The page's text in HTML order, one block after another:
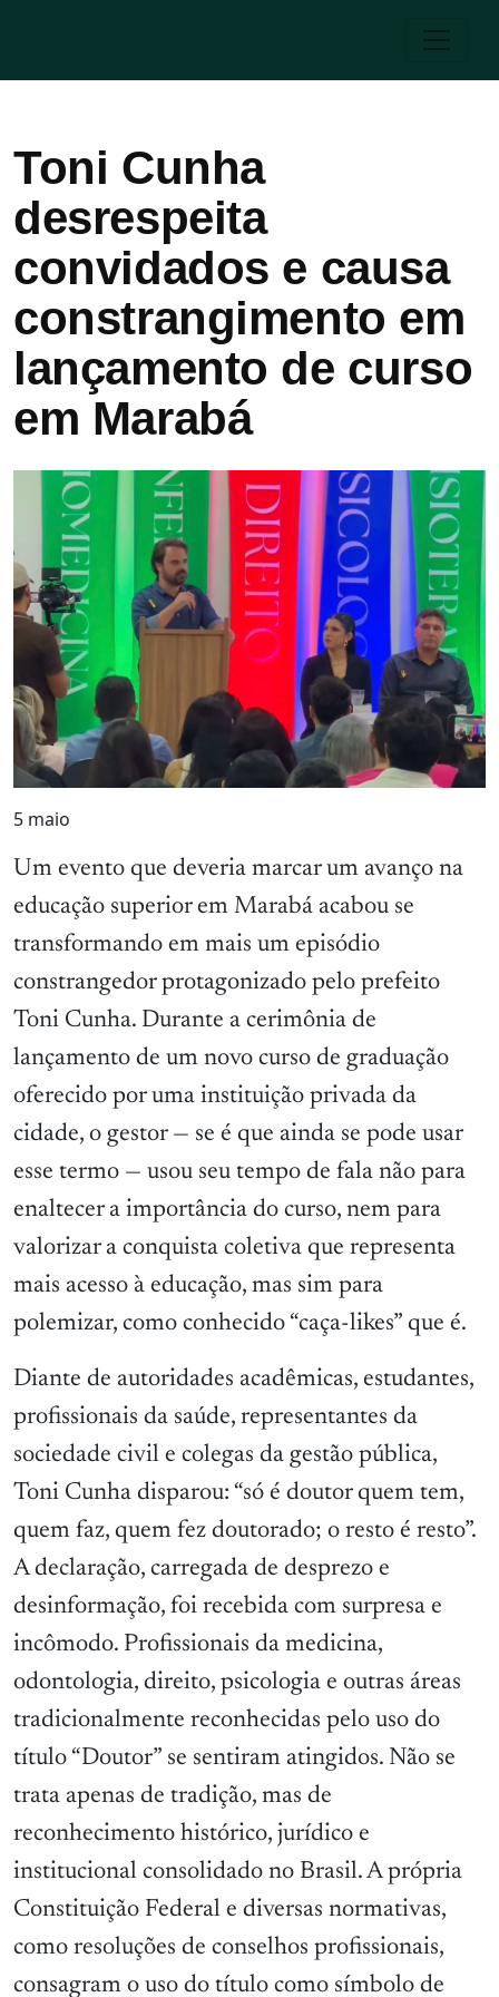
Toni Cunha
desrespeita
convidados e causa
constrangimento em
lançamento de curso
em Marabá
5 maio
Um evento que deveria marcar um avanço na
educação superior em Marabá acabou se
transformando em mais um episódio
constrangedor protagonizado pelo prefeito
Toni Cunha. Durante a cerimônia de
lançamento de um novo curso de graduação
oferecido por uma instituição privada da
cidade, o gestor — se é que ainda se pode usar
esse termo — usou seu tempo de fala não para
enaltecer a importância do curso, nem para
valorizar a conquista coletiva que representa
mais acesso à educação, mas sim para
polemizar, como conhecido “caça-likes” que é.
Diante de autoridades acadêmicas, estudantes,
profissionais da saúde, representantes da
sociedade civil e colegas da gestão pública,
Toni Cunha disparou: “só é doutor quem tem,
quem faz, quem fez doutorado; o resto é resto”.
A declaração, carregada de desprezo e
desinformação, foi recebida com surpresa e
incômodo. Profissionais da medicina,
odontologia, direito, psicologia e outras áreas
tradicionalmente reconhecidas pelo uso do
título “Doutor” se sentiram atingidos. Não se
trata apenas de tradição, mas de
reconhecimento histórico, jurídico e
institucional consolidado no Brasil. A própria
Constituição Federal e diversas normativas,
como resoluções de conselhos profissionais,
consagram o uso do título como símbolo de